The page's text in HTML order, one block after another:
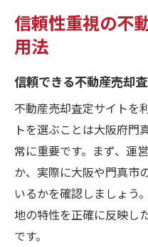
信頼性重視の不
用法
信頼できる不動産売却
不動産売却査定サイトを
トを選ぶことは大阪府門
常に重要です。まず、運
か、実際に大阪や門真市
いるかを確認しましょう
地の特性を正確に反映し
です。